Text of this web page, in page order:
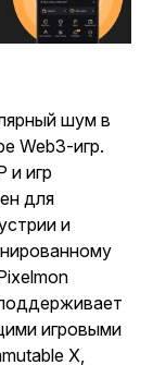
шум в
Web3-игр.
и игр
для
и
игровыми
X,